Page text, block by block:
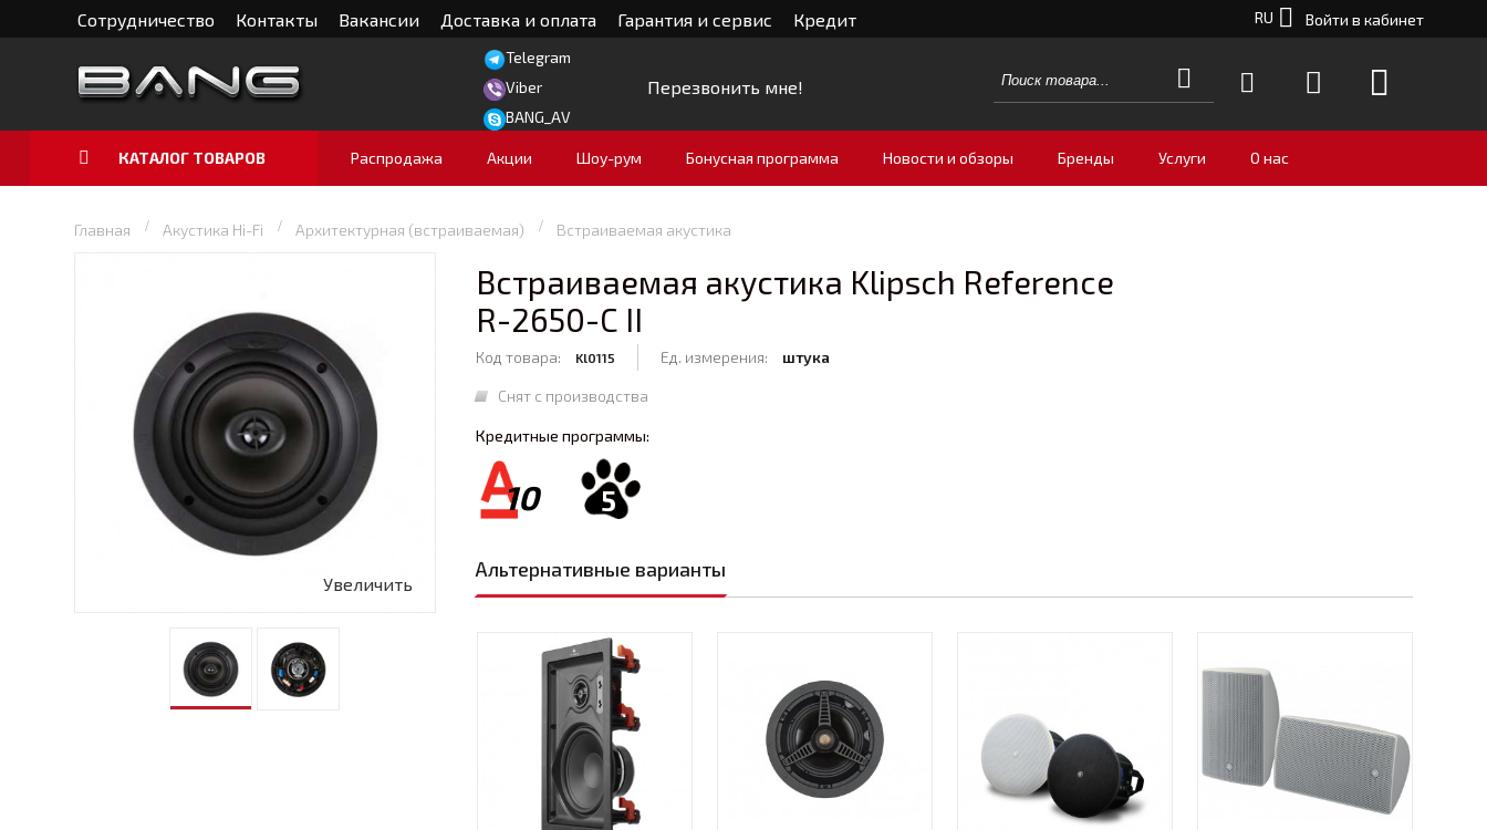
Сотрудничество Контакты Вакансии Доставка и оплата Гарантия и сервис Кредит Войти в кабинет
RU
Telegram
Viber
BANG_AV
Перезвонить мне!
КАТАЛОГ ТОВАРОВ Распродажа Акции Шоу-рум Бонусная программа Новости и обзоры Бренды Услуги О нас
Главная Акустика Hi-Fi Архитектурная (встраиваемая) Встраиваемая акустика
Увеличить
Встраиваемая акустика Klipsch Reference
R-2650-C II
Код товара: Kl0115 Ед. измерения: штука
Снят с производства
Кредитные программы:
10 5
Альтернативные варианты